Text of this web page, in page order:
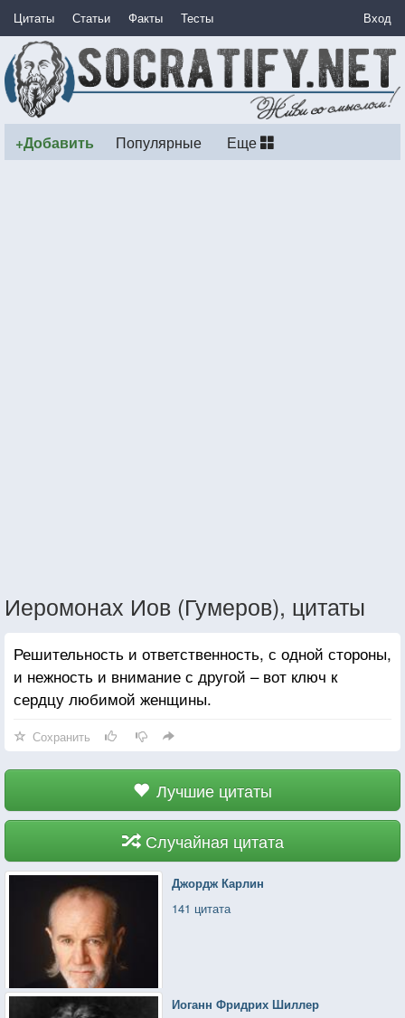
Цитаты Статьи Факты Тесты Вход
+Добавить Популярные Еще
Иеромонах Иов (Гумеров), цитаты
Решительность и ответственность, с одной стороны,
и нежность и внимание с другой – вот ключ к
сердцу любимой женщины.
Сохранить
Лучшие цитаты
Случайная цитата
Джордж Карлин
141 цитата
Иоганн Фридрих Шиллер